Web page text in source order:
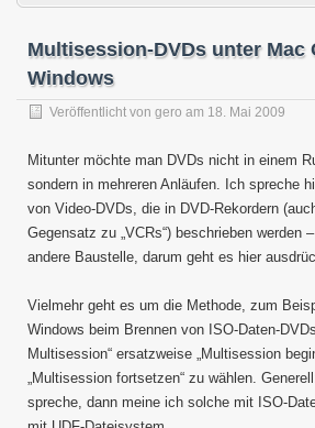
Multisession-DVDs unter Mac
Windows
Veröffentlicht von gero am 18. Mai 2009
Mitunter möchte man DVDs nicht in einem
sondern in mehreren Anläufen. Ich spreche
von Video-DVDs, die in DVD-Rekordern
Gegensatz zu „VCRs“) beschrieben werden
andere Baustelle, darum geht es hier
Vielmehr geht es um die Methode, zum
Windows beim Brennen von ISO-Daten-
Multisession“ ersatzweise „Multisession
„Multisession fortsetzen“ zu wählen.
spreche, dann meine ich solche mit ISO-